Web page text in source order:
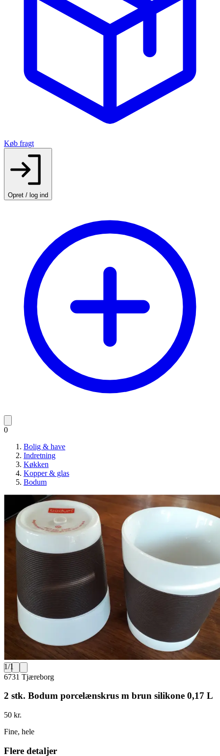
Køb fragt
Opret / log ind
0
Bolig & have
Indretning
Køkken
Kopper & glas
Bodum
1/1
6731 Tjæreborg
2 stk. Bodum porcelænskrus m brun silikone 0,17 L
50 kr.
Fine, hele
Flere detaljer